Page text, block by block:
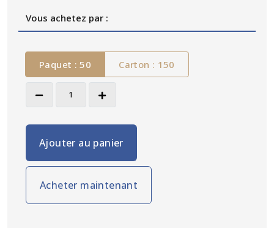
Vous achetez par :
Paquet : 50 Carton : 150
Ajouter au panier
Acheter maintenant